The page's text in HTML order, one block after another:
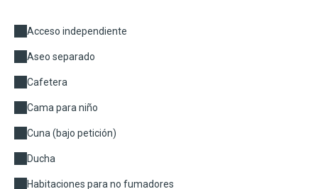
Acceso independiente
Aseo separado
Cafetera
Cama para niño
Cuna (bajo petición)
Ducha
Habitaciones para no fumadores